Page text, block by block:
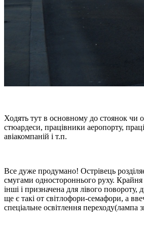
Ходять тут в основному до стоянок чи
стюардеси, працівники аеропорту,
авіакомпаній і т.п.
Все дуже продумано! Острівець
смугами одностороннього руху. Крайня
інші і призначена для лівого повороту,
ще є такі от світлофори-семафори, а
спеціальне освітлення переходу(лампа